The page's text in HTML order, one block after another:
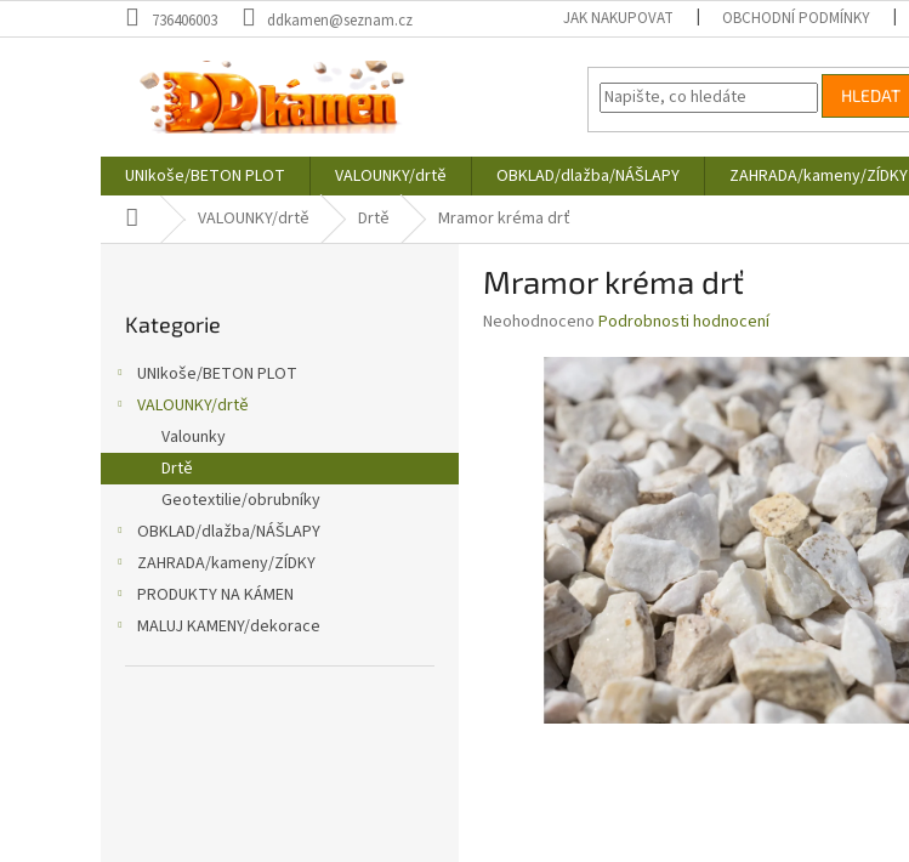
na
736406003 ddkamen@seznam.cz JAK NAKUPOVAT OBCHODNÍ PODMÍNKY
HLEDAT
UNIkoše/BETON PLOT VALOUNKY/drtě OBKLAD/dlažba/NÁŠLAPY ZAHRADA/kameny/ZÍDKY
Domů VALOUNKY/drtě Drtě Mramor kréma drť
kategorie
Kategorie
UNIkoše/BETON PLOT
VALOUNKY/drtě
Valounky
Drtě
Geotextilie/obrubníky
OBKLAD/dlažba/NÁŠLAPY
ZAHRADA/kameny/ZÍDKY
PRODUKTY NA KÁMEN
MALUJ KAMENY/dekorace
Mramor kréma drť
Průměrné
hvězdiček.
Neohodnoceno Podrobnosti hodnocení